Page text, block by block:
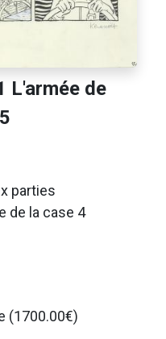
L'armée de
parties
de la case 4
(1700.00€)